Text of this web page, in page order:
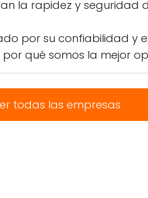
la rapidez y seguridad
por su confiabilidad y
qué somos la mejor
todas las empresas